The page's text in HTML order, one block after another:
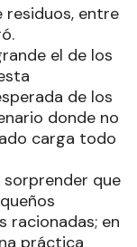
residuos, entre
el de los
de los
donde no
carga todo
sorprender que
racionadas; en
práctica